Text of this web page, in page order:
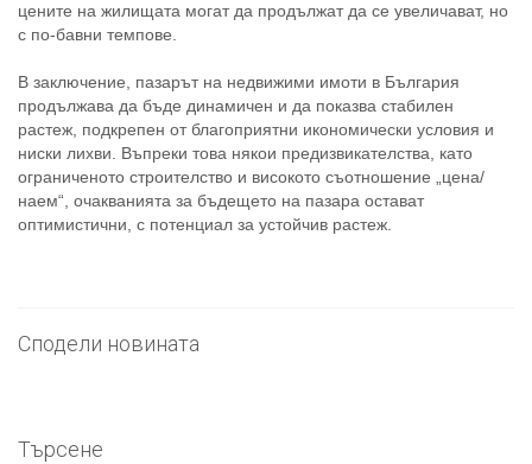
цените на жилищата могат да продължат да се увеличават, но
с по-бавни темпове.
В заключение, пазарът на недвижими имоти в България
продължава да бъде динамичен и да показва стабилен
растеж, подкрепен от благоприятни икономически условия и
ниски лихви. Въпреки това някои предизвикателства, като
ограниченото строителство и високото съотношение „цена/
наем“, очакванията за бъдещето на пазара остават
оптимистични, с потенциал за устойчив растеж.
Сподели новината
Търсене